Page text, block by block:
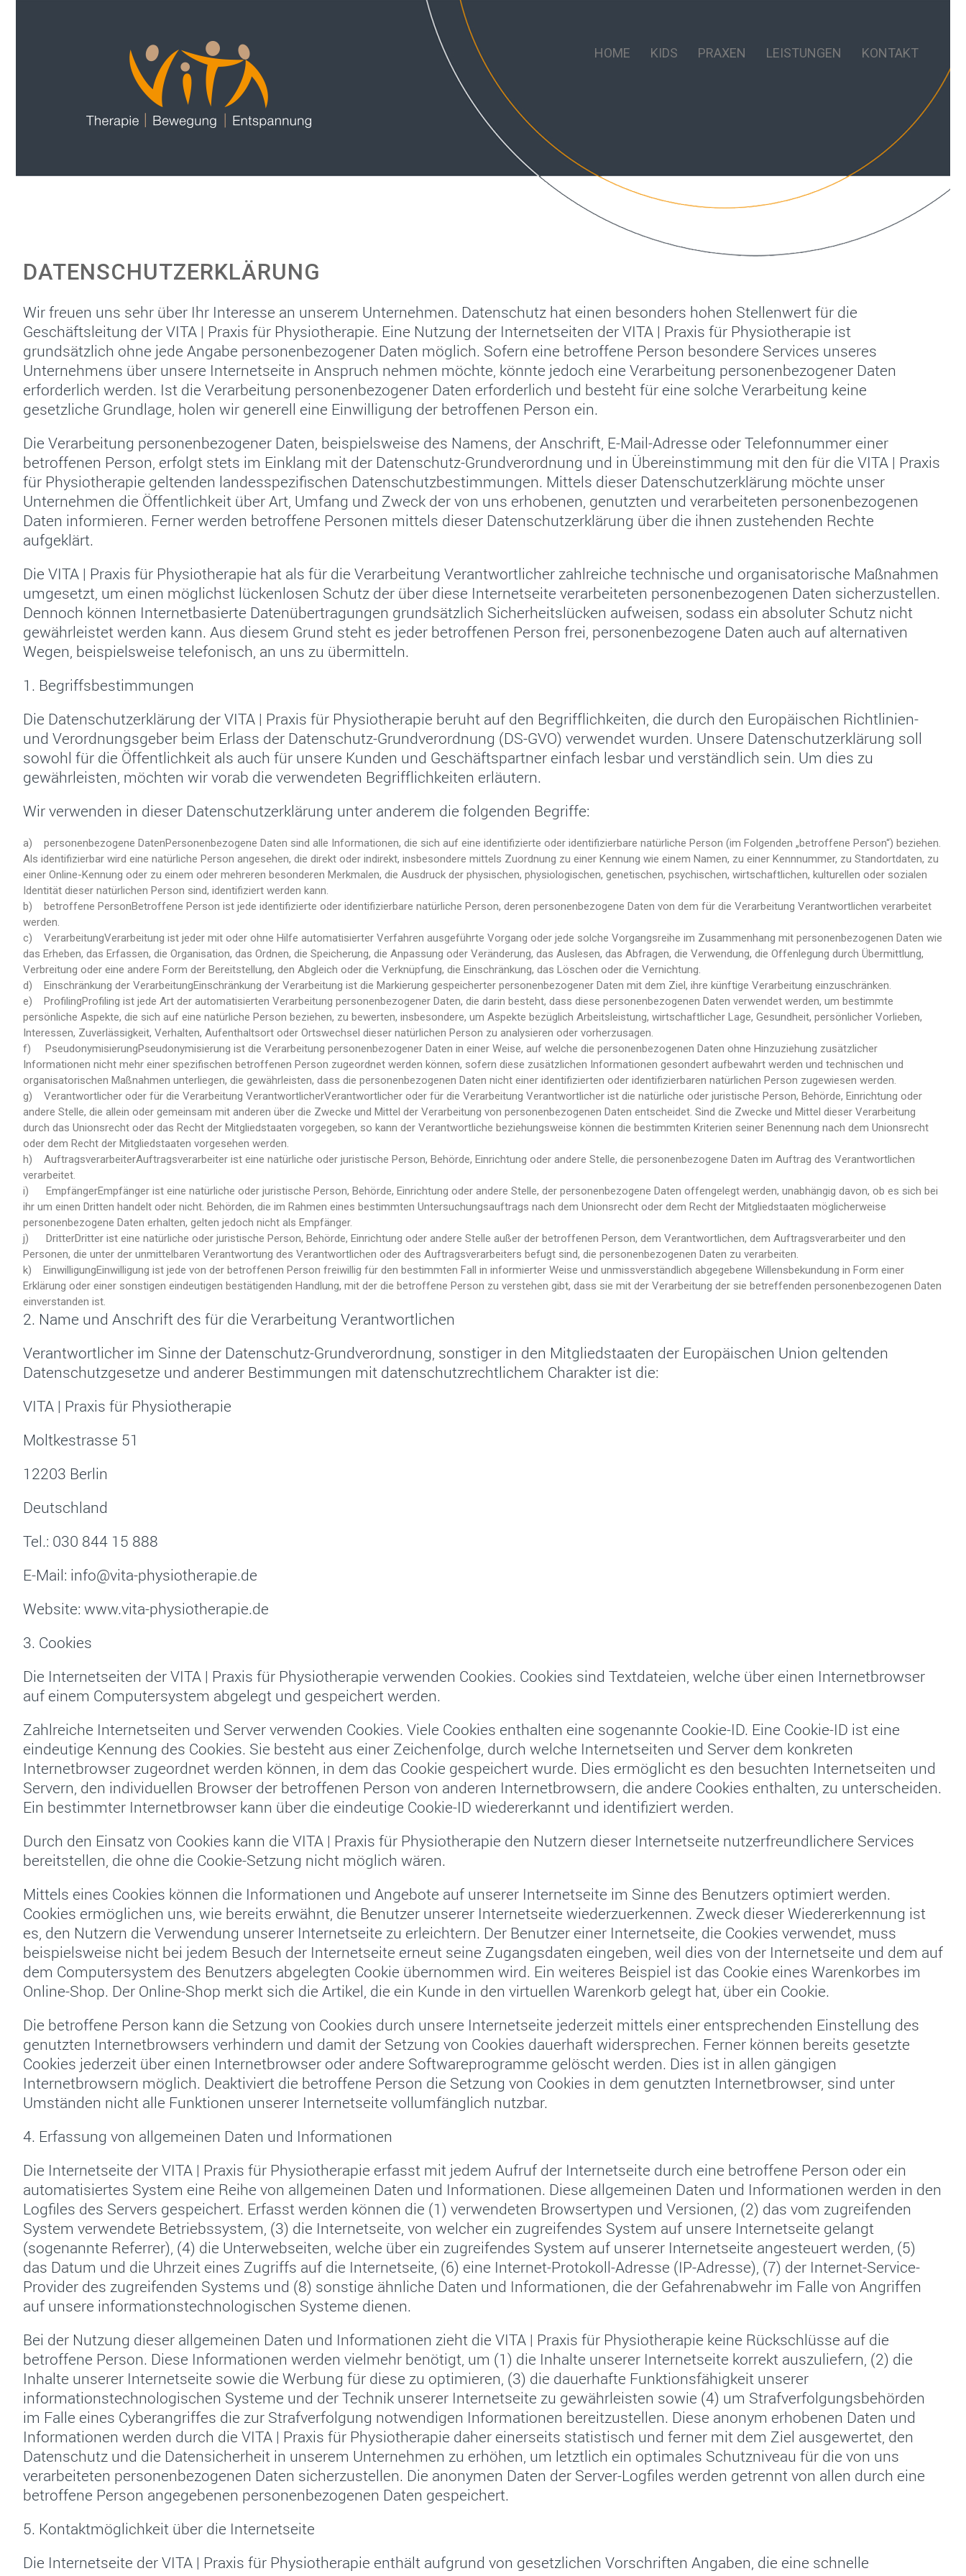
HOME KIDS PRAXEN LEISTUNGEN KONTAKT
DATENSCHUTZERKLÄRUNG
Wir freuen uns sehr über Ihr Interesse an unserem Unternehmen. Datenschutz hat einen besonders hohen Stellenwert für die
Geschäftsleitung der VITA | Praxis für Physiotherapie. Eine Nutzung der Internetseiten der VITA | Praxis für Physiotherapie ist
grundsätzlich ohne jede Angabe personenbezogener Daten möglich. Sofern eine betroffene Person besondere Services unseres
Unternehmens über unsere Internetseite in Anspruch nehmen möchte, könnte jedoch eine Verarbeitung personenbezogener Daten
erforderlich werden. Ist die Verarbeitung personenbezogener Daten erforderlich und besteht für eine solche Verarbeitung keine
gesetzliche Grundlage, holen wir generell eine Einwilligung der betroffenen Person ein.
Die Verarbeitung personenbezogener Daten, beispielsweise des Namens, der Anschrift, E-Mail-Adresse oder Telefonnummer einer
betroffenen Person, erfolgt stets im Einklang mit der Datenschutz-Grundverordnung und in Übereinstimmung mit den für die VITA | Praxis
für Physiotherapie geltenden landesspezifischen Datenschutzbestimmungen. Mittels dieser Datenschutzerklärung möchte unser
Unternehmen die Öffentlichkeit über Art, Umfang und Zweck der von uns erhobenen, genutzten und verarbeiteten personenbezogenen
Daten informieren. Ferner werden betroffene Personen mittels dieser Datenschutzerklärung über die ihnen zustehenden Rechte
aufgeklärt.
Die VITA | Praxis für Physiotherapie hat als für die Verarbeitung Verantwortlicher zahlreiche technische und organisatorische Maßnahmen
umgesetzt, um einen möglichst lückenlosen Schutz der über diese Internetseite verarbeiteten personenbezogenen Daten sicherzustellen.
Dennoch können Internetbasierte Datenübertragungen grundsätzlich Sicherheitslücken aufweisen, sodass ein absoluter Schutz nicht
gewährleistet werden kann. Aus diesem Grund steht es jeder betroffenen Person frei, personenbezogene Daten auch auf alternativen
Wegen, beispielsweise telefonisch, an uns zu übermitteln.
1. Begriffsbestimmungen
Die Datenschutzerklärung der VITA | Praxis für Physiotherapie beruht auf den Begrifflichkeiten, die durch den Europäischen Richtlinien-
und Verordnungsgeber beim Erlass der Datenschutz-Grundverordnung (DS-GVO) verwendet wurden. Unsere Datenschutzerklärung soll
sowohl für die Öffentlichkeit als auch für unsere Kunden und Geschäftspartner einfach lesbar und verständlich sein. Um dies zu
gewährleisten, möchten wir vorab die verwendeten Begrifflichkeiten erläutern.
Wir verwenden in dieser Datenschutzerklärung unter anderem die folgenden Begriffe:
a) personenbezogene DatenPersonenbezogene Daten sind alle Informationen, die sich auf eine identifizierte oder identifizierbare natürliche Person (im Folgenden „betroffene Person“) beziehen.
Als identifizierbar wird eine natürliche Person angesehen, die direkt oder indirekt, insbesondere mittels Zuordnung zu einer Kennung wie einem Namen, zu einer Kennnummer, zu Standortdaten, zu
einer Online-Kennung oder zu einem oder mehreren besonderen Merkmalen, die Ausdruck der physischen, physiologischen, genetischen, psychischen, wirtschaftlichen, kulturellen oder sozialen
Identität dieser natürlichen Person sind, identifiziert werden kann.
b) betroffene PersonBetroffene Person ist jede identifizierte oder identifizierbare natürliche Person, deren personenbezogene Daten von dem für die Verarbeitung Verantwortlichen verarbeitet
werden.
c) VerarbeitungVerarbeitung ist jeder mit oder ohne Hilfe automatisierter Verfahren ausgeführte Vorgang oder jede solche Vorgangsreihe im Zusammenhang mit personenbezogenen Daten wie
das Erheben, das Erfassen, die Organisation, das Ordnen, die Speicherung, die Anpassung oder Veränderung, das Auslesen, das Abfragen, die Verwendung, die Offenlegung durch Übermittlung,
Verbreitung oder eine andere Form der Bereitstellung, den Abgleich oder die Verknüpfung, die Einschränkung, das Löschen oder die Vernichtung.
d) Einschränkung der VerarbeitungEinschränkung der Verarbeitung ist die Markierung gespeicherter personenbezogener Daten mit dem Ziel, ihre künftige Verarbeitung einzuschränken.
e) ProfilingProfiling ist jede Art der automatisierten Verarbeitung personenbezogener Daten, die darin besteht, dass diese personenbezogenen Daten verwendet werden, um bestimmte
persönliche Aspekte, die sich auf eine natürliche Person beziehen, zu bewerten, insbesondere, um Aspekte bezüglich Arbeitsleistung, wirtschaftlicher Lage, Gesundheit, persönlicher Vorlieben,
Interessen, Zuverlässigkeit, Verhalten, Aufenthaltsort oder Ortswechsel dieser natürlichen Person zu analysieren oder vorherzusagen.
f) PseudonymisierungPseudonymisierung ist die Verarbeitung personenbezogener Daten in einer Weise, auf welche die personenbezogenen Daten ohne Hinzuziehung zusätzlicher
Informationen nicht mehr einer spezifischen betroffenen Person zugeordnet werden können, sofern diese zusätzlichen Informationen gesondert aufbewahrt werden und technischen und
organisatorischen Maßnahmen unterliegen, die gewährleisten, dass die personenbezogenen Daten nicht einer identifizierten oder identifizierbaren natürlichen Person zugewiesen werden.
g) Verantwortlicher oder für die Verarbeitung VerantwortlicherVerantwortlicher oder für die Verarbeitung Verantwortlicher ist die natürliche oder juristische Person, Behörde, Einrichtung oder
andere Stelle, die allein oder gemeinsam mit anderen über die Zwecke und Mittel der Verarbeitung von personenbezogenen Daten entscheidet. Sind die Zwecke und Mittel dieser Verarbeitung
durch das Unionsrecht oder das Recht der Mitgliedstaaten vorgegeben, so kann der Verantwortliche beziehungsweise können die bestimmten Kriterien seiner Benennung nach dem Unionsrecht
oder dem Recht der Mitgliedstaaten vorgesehen werden.
h) AuftragsverarbeiterAuftragsverarbeiter ist eine natürliche oder juristische Person, Behörde, Einrichtung oder andere Stelle, die personenbezogene Daten im Auftrag des Verantwortlichen
verarbeitet.
i) EmpfängerEmpfänger ist eine natürliche oder juristische Person, Behörde, Einrichtung oder andere Stelle, der personenbezogene Daten offengelegt werden, unabhängig davon, ob es sich bei
ihr um einen Dritten handelt oder nicht. Behörden, die im Rahmen eines bestimmten Untersuchungsauftrags nach dem Unionsrecht oder dem Recht der Mitgliedstaaten möglicherweise
personenbezogene Daten erhalten, gelten jedoch nicht als Empfänger.
j) DritterDritter ist eine natürliche oder juristische Person, Behörde, Einrichtung oder andere Stelle außer der betroffenen Person, dem Verantwortlichen, dem Auftragsverarbeiter und den
Personen, die unter der unmittelbaren Verantwortung des Verantwortlichen oder des Auftragsverarbeiters befugt sind, die personenbezogenen Daten zu verarbeiten.
k) EinwilligungEinwilligung ist jede von der betroffenen Person freiwillig für den bestimmten Fall in informierter Weise und unmissverständlich abgegebene Willensbekundung in Form einer
Erklärung oder einer sonstigen eindeutigen bestätigenden Handlung, mit der die betroffene Person zu verstehen gibt, dass sie mit der Verarbeitung der sie betreffenden personenbezogenen Daten
einverstanden ist.
2. Name und Anschrift des für die Verarbeitung Verantwortlichen
Verantwortlicher im Sinne der Datenschutz-Grundverordnung, sonstiger in den Mitgliedstaaten der Europäischen Union geltenden
Datenschutzgesetze und anderer Bestimmungen mit datenschutzrechtlichem Charakter ist die:
VITA | Praxis für Physiotherapie
Moltkestrasse 51
12203 Berlin
Deutschland
Tel.: 030 844 15 888
E-Mail: info@vita-physiotherapie.de
Website: www.vita-physiotherapie.de
3. Cookies
Die Internetseiten der VITA | Praxis für Physiotherapie verwenden Cookies. Cookies sind Textdateien, welche über einen Internetbrowser
auf einem Computersystem abgelegt und gespeichert werden.
Zahlreiche Internetseiten und Server verwenden Cookies. Viele Cookies enthalten eine sogenannte Cookie-ID. Eine Cookie-ID ist eine
eindeutige Kennung des Cookies. Sie besteht aus einer Zeichenfolge, durch welche Internetseiten und Server dem konkreten
Internetbrowser zugeordnet werden können, in dem das Cookie gespeichert wurde. Dies ermöglicht es den besuchten Internetseiten und
Servern, den individuellen Browser der betroffenen Person von anderen Internetbrowsern, die andere Cookies enthalten, zu unterscheiden.
Ein bestimmter Internetbrowser kann über die eindeutige Cookie-ID wiedererkannt und identifiziert werden.
Durch den Einsatz von Cookies kann die VITA | Praxis für Physiotherapie den Nutzern dieser Internetseite nutzerfreundlichere Services
bereitstellen, die ohne die Cookie-Setzung nicht möglich wären.
Mittels eines Cookies können die Informationen und Angebote auf unserer Internetseite im Sinne des Benutzers optimiert werden.
Cookies ermöglichen uns, wie bereits erwähnt, die Benutzer unserer Internetseite wiederzuerkennen. Zweck dieser Wiedererkennung ist
es, den Nutzern die Verwendung unserer Internetseite zu erleichtern. Der Benutzer einer Internetseite, die Cookies verwendet, muss
beispielsweise nicht bei jedem Besuch der Internetseite erneut seine Zugangsdaten eingeben, weil dies von der Internetseite und dem auf
dem Computersystem des Benutzers abgelegten Cookie übernommen wird. Ein weiteres Beispiel ist das Cookie eines Warenkorbes im
Online-Shop. Der Online-Shop merkt sich die Artikel, die ein Kunde in den virtuellen Warenkorb gelegt hat, über ein Cookie.
Die betroffene Person kann die Setzung von Cookies durch unsere Internetseite jederzeit mittels einer entsprechenden Einstellung des
genutzten Internetbrowsers verhindern und damit der Setzung von Cookies dauerhaft widersprechen. Ferner können bereits gesetzte
Cookies jederzeit über einen Internetbrowser oder andere Softwareprogramme gelöscht werden. Dies ist in allen gängigen
Internetbrowsern möglich. Deaktiviert die betroffene Person die Setzung von Cookies in dem genutzten Internetbrowser, sind unter
Umständen nicht alle Funktionen unserer Internetseite vollumfänglich nutzbar.
4. Erfassung von allgemeinen Daten und Informationen
Die Internetseite der VITA | Praxis für Physiotherapie erfasst mit jedem Aufruf der Internetseite durch eine betroffene Person oder ein
automatisiertes System eine Reihe von allgemeinen Daten und Informationen. Diese allgemeinen Daten und Informationen werden in den
Logfiles des Servers gespeichert. Erfasst werden können die (1) verwendeten Browsertypen und Versionen, (2) das vom zugreifenden
System verwendete Betriebssystem, (3) die Internetseite, von welcher ein zugreifendes System auf unsere Internetseite gelangt
(sogenannte Referrer), (4) die Unterwebseiten, welche über ein zugreifendes System auf unserer Internetseite angesteuert werden, (5)
das Datum und die Uhrzeit eines Zugriffs auf die Internetseite, (6) eine Internet-Protokoll-Adresse (IP-Adresse), (7) der Internet-Service-
Provider des zugreifenden Systems und (8) sonstige ähnliche Daten und Informationen, die der Gefahrenabwehr im Falle von Angriffen
auf unsere informationstechnologischen Systeme dienen.
Bei der Nutzung dieser allgemeinen Daten und Informationen zieht die VITA | Praxis für Physiotherapie keine Rückschlüsse auf die
betroffene Person. Diese Informationen werden vielmehr benötigt, um (1) die Inhalte unserer Internetseite korrekt auszuliefern, (2) die
Inhalte unserer Internetseite sowie die Werbung für diese zu optimieren, (3) die dauerhafte Funktionsfähigkeit unserer
informationstechnologischen Systeme und der Technik unserer Internetseite zu gewährleisten sowie (4) um Strafverfolgungsbehörden
im Falle eines Cyberangriffes die zur Strafverfolgung notwendigen Informationen bereitzustellen. Diese anonym erhobenen Daten und
Informationen werden durch die VITA | Praxis für Physiotherapie daher einerseits statistisch und ferner mit dem Ziel ausgewertet, den
Datenschutz und die Datensicherheit in unserem Unternehmen zu erhöhen, um letztlich ein optimales Schutzniveau für die von uns
verarbeiteten personenbezogenen Daten sicherzustellen. Die anonymen Daten der Server-Logfiles werden getrennt von allen durch eine
betroffene Person angegebenen personenbezogenen Daten gespeichert.
5. Kontaktmöglichkeit über die Internetseite
Die Internetseite der VITA | Praxis für Physiotherapie enthält aufgrund von gesetzlichen Vorschriften Angaben, die eine schnelle